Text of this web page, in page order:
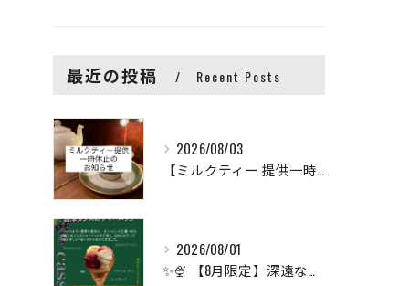
最近の投稿 Recent Posts
2026/08/03
【ミルクティー 提供一時休止のお知らせ】
2026/08/01
✨🍨 【8月限定】深遠な甘酸っぱさ広がる「濃厚カシスのサマー...